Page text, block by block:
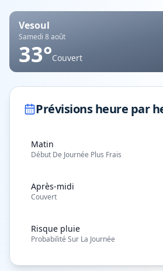
Vesoul
Samedi 8 août
33°Couvert
Prévisions heure par
Matin
Début De Journée Plus Frais
Après-midi
Couvert
Risque pluie
Probabilité Sur La Journée